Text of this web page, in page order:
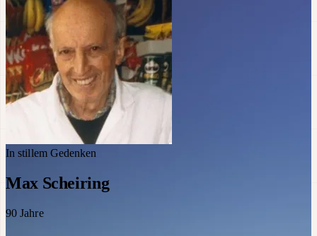
In stillem Gedenken
Max Scheiring
90 Jahre